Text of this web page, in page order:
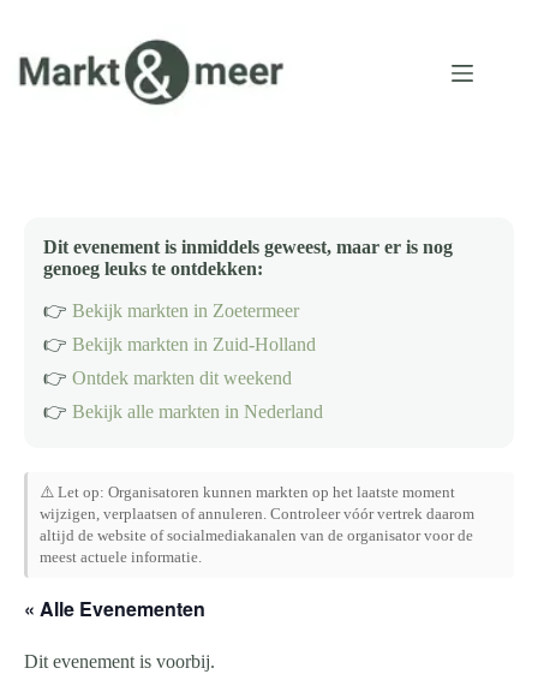
inhoud
Dit evenement is inmiddels geweest, maar er is nog
genoeg leuks te ontdekken:
👉 Bekijk markten in Zoetermeer
👉 Bekijk markten in Zuid-Holland
👉 Ontdek markten dit weekend
👉 Bekijk alle markten in Nederland
⚠️ Let op: Organisatoren kunnen markten op het laatste moment
wijzigen, verplaatsen of annuleren. Controleer vóór vertrek daarom
altijd de website of socialmediakanalen van de organisator voor de
meest actuele informatie.
« Alle Evenementen
Dit evenement is voorbij.